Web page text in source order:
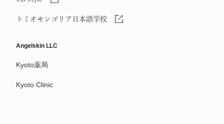
トミオモンゴリア日本語学校
Angelskin LLC
Kyoto薬局
Kyoto Clinic